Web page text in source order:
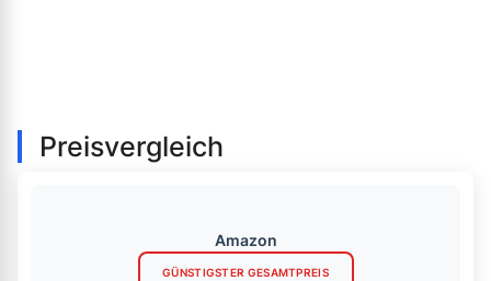
Preisvergleich
Amazon
GÜNSTIGSTER GESAMTPREIS